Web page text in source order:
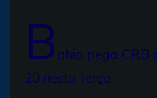
B ahia pega CRB
20 nesta terça